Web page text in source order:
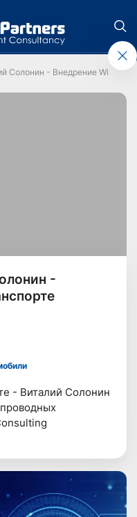
Солонин - Внедрение Wi-Fi на
-
- Виталий Солонин